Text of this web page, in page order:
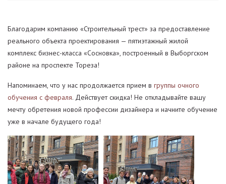
Благодарим компанию «Строительный трест» за предоставление
реального объекта проектирования — пятиэтажный жилой
комплекс бизнес-класса «Сосновка», построенный в Выборгском
районе на проспекте Тореза!
Напоминаем, что у нас продолжается прием в группы очного
обучения с февраля. Действует скидка! Не откладывайте вашу
мечту обретения новой профессии дизайнера и начните обучение
уже в начале будущего года!